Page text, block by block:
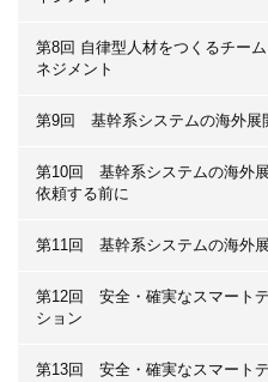
第8回 自律型人材をつくるチー
ネジメント
第9回 基幹系システムの海外展
第10回 基幹系システムの海外
依頼する前に
第11回 基幹系システムの海外
第12回 安全・確実なスマート
ション
第13回 安全・確実なスマート